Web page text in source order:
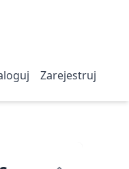
Zarejestruj